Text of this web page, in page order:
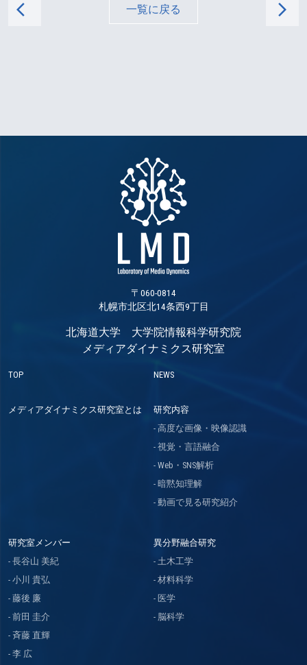
arrow_back_ios 一覧に戻る arrow_forward_ios
〒060-0814
札幌市北区北14条西9丁目
北海道大学 大学院情報科学研究院
メディアダイナミクス研究室
TOP NEWS
メディアダイナミクス研究室とは
研究内容
高度な画像・映像認識
視覚・言語融合
Web・SNS解析
暗黙知理解
動画で見る研究紹介
研究室メンバー
長谷山 美紀
小川 貴弘
藤後 廉
前田 圭介
斉藤 直輝
李 広
異分野融合研究
土木工学
材料科学
医学
脳科学